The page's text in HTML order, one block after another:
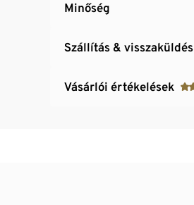
Minőség
Szállítás & visszaküldés
Vásárlói értékelések